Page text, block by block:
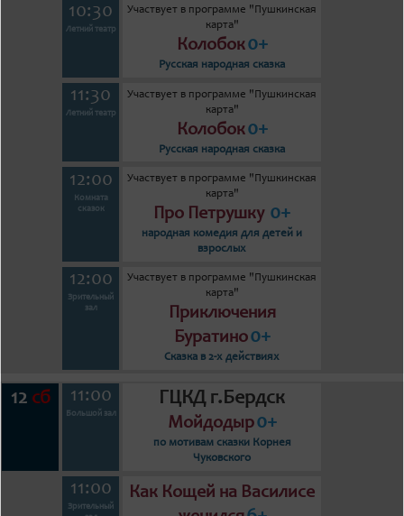
10:30
Летний театр
Участвует в программе "Пушкинская
карта"
Колобок0+
Русская народная сказка
11:30
Летний театр
Участвует в программе "Пушкинская
карта"
Колобок0+
Русская народная сказка
12:00
Комната
сказок
Участвует в программе "Пушкинская
карта"
Про Петрушку 0+
народная комедия для детей и
взрослых
12:00
Зрительный
зал
Участвует в программе "Пушкинская
карта"
Приключения
Буратино0+
Сказка в 2-х действиях
12сб 11:00
Большой зал
ГЦКД г.Бердск
Мойдодыр0+
по мотивам сказки Корнея
Чуковского
11:00
Зрительный
Как Кощей на Василисе